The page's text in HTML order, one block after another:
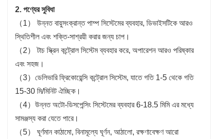
2. পণ্যের সুবিধা
（1） উন্নত বায়ুসংক্রান্ত পাম্প সিস্টেমের ব্যবহার, ডিভাইসটিকে আরও
স্থিতিশীল এবং শক্তি-সাশ্রয়ী করার জন্য চাপ।
（2） টাচ স্ক্রিন কন্ট্রোল সিস্টেম ব্যবহার করে, অপারেশন আরও পরিষ্কার
এবং সহজ।
（3）ডেলিভারি ফ্রিকোয়েন্সি কন্ট্রোল সিস্টেম, যাতে গতি 1-5 থেকে গতি
15-30 মি/মিনিট ঐচ্ছিক।
（4）উন্নত অটো-ডিসপেন্সিং সিস্টেমের ব্যবহার 6-18.5 মিমি এর মধ্যে
সামঞ্জস্য করা যেতে পারে।
（5） ঘূর্ণমান কাঠামো, বিনামূল্যে ঘূর্ণন, আঠালো, রক্ষণাবেক্ষণ আরো